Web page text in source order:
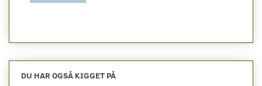
DU HAR OGSÅ KIGGET PÅ